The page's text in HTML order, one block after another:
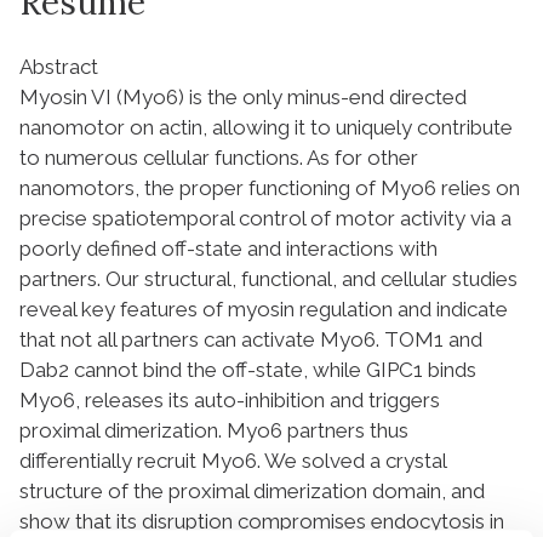
Abstract
Myosin VI (Myo6) is the only minus-end directed
nanomotor on actin, allowing it to uniquely contribute
to numerous cellular functions. As for other
nanomotors, the proper functioning of Myo6 relies on
precise spatiotemporal control of motor activity via a
poorly defined off-state and interactions with
partners. Our structural, functional, and cellular studies
reveal key features of myosin regulation and indicate
that not all partners can activate Myo6. TOM1 and
Dab2 cannot bind the off-state, while GIPC1 binds
Myo6, releases its auto-inhibition and triggers
proximal dimerization. Myo6 partners thus
differentially recruit Myo6. We solved a crystal
structure of the proximal dimerization domain, and
show that its disruption compromises endocytosis in